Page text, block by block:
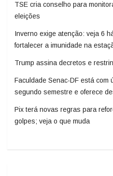
TSE cria conselho para
eleições
Inverno exige atenção: veja 6
fortalecer a imunidade na
Trump assina decretos e
Faculdade Senac-DF está com
segundo semestre e oferece
Pix terá novas regras para
golpes; veja o que muda